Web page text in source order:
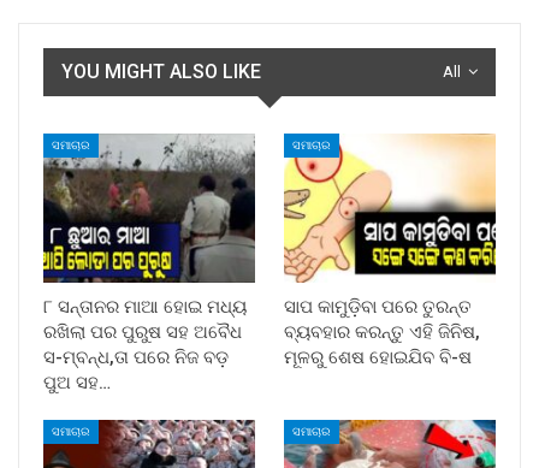
All
YOU MIGHT ALSO LIKE
ସମାଚାର
୮ ସନ୍ତାନର ମାଆ ହୋଇ ମଧ୍ୟ
ରଖିଲା ପର ପୁରୁଷ ସହ ଅବୈଧ
ସ-ମ୍ବନ୍ଧ,ତା ପରେ ନିଜ ବଡ଼
ପୁଅ ସହ…
ସମାଚାର
ସାପ କାମୁଡ଼ିବା ପରେ ତୁରନ୍ତ
ବ୍ୟବହାର କରନ୍ତୁ ଏହି ଜିନିଷ,
ମୂଳରୁ ଶେଷ ହୋଇଯିବ ବି-ଷ
ସମାଚାର ସମାଚାର